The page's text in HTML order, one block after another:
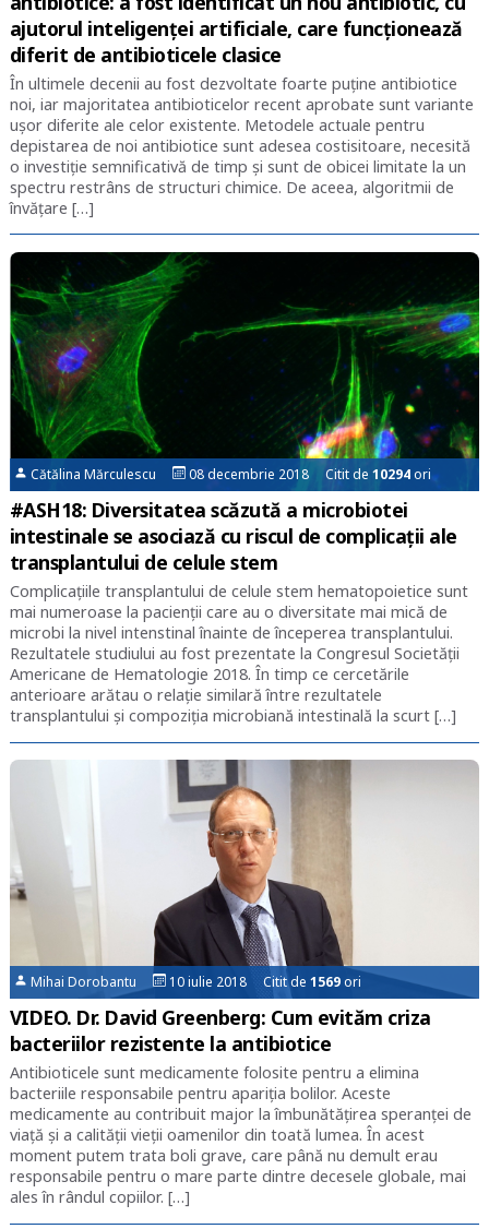
ajutorul inteligenței artificiale, care funcționează
diferit de antibioticele clasice
În ultimele decenii au fost dezvoltate foarte puține antibiotice
noi, iar majoritatea antibioticelor recent aprobate sunt variante
ușor diferite ale celor existente. Metodele actuale pentru
depistarea de noi antibiotice sunt adesea costisitoare, necesită
o investiție semnificativă de timp și sunt de obicei limitate la un
spectru restrâns de structuri chimice. De aceea, algoritmii de
învățare […]
Cătălina Mărculescu 08 decembrie 2018 Citit de10294ori
#ASH18: Diversitatea scăzută a microbiotei
intestinale se asociază cu riscul de complicații ale
transplantului de celule stem
Complicațiile transplantului de celule stem hematopoietice sunt
mai numeroase la pacienții care au o diversitate mai mică de
microbi la nivel intenstinal înainte de începerea transplantului.
Rezultatele studiului au fost prezentate la Congresul Societății
Americane de Hematologie 2018. În timp ce cercetările
anterioare arătau o relație similară între rezultatele
transplantului și compoziția microbiană intestinală la scurt […]
Mihai Dorobantu 10 iulie 2018 Citit de1569ori
VIDEO. Dr. David Greenberg: Cum evităm criza
bacteriilor rezistente la antibiotice
Antibioticele sunt medicamente folosite pentru a elimina
bacteriile responsabile pentru apariția bolilor. Aceste
medicamente au contribuit major la îmbunătățirea speranței de
viață și a calității vieții oamenilor din toată lumea. În acest
moment putem trata boli grave, care până nu demult erau
responsabile pentru o mare parte dintre decesele globale, mai
ales în rândul copiilor. […]